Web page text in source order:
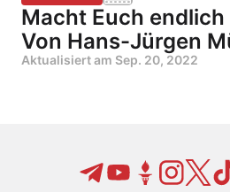
Macht Euch endlich
Von Hans-Jürgen
Aktualisiert am Sep. 20, 2022